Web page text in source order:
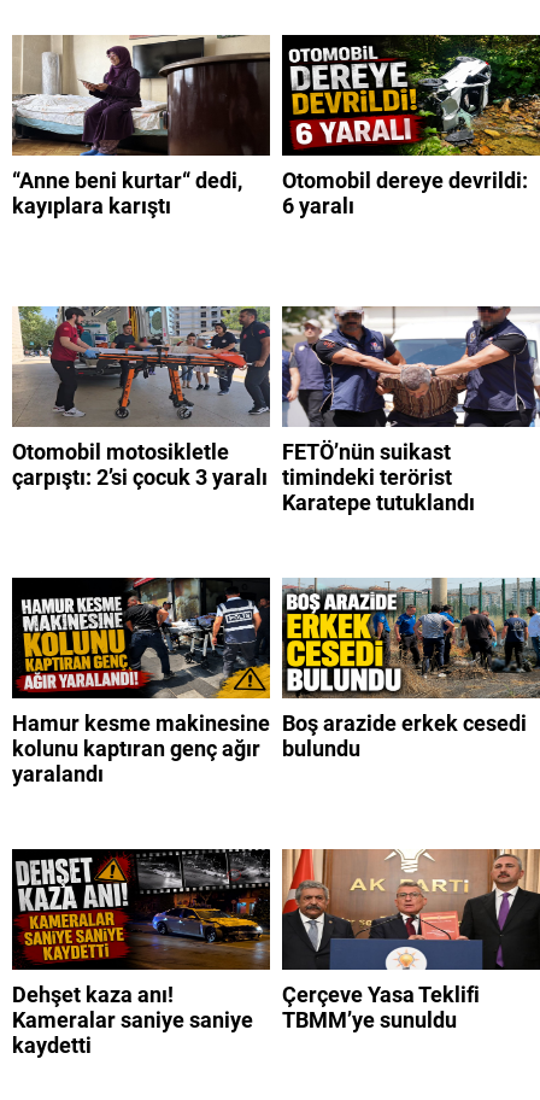
“Anne beni kurtar“ dedi,
kayıplara karıştı
Otomobil dereye devrildi:
6 yaralı
Otomobil motosikletle
çarpıştı: 2’si çocuk 3 yaralı
FETÖ’nün suikast
timindeki terörist
Karatepe tutuklandı
Hamur kesme makinesine
kolunu kaptıran genç ağır
yaralandı
Boş arazide erkek cesedi
bulundu
Dehşet kaza anı!
Kameralar saniye saniye
kaydetti
Çerçeve Yasa Teklifi
TBMM’ye sunuldu